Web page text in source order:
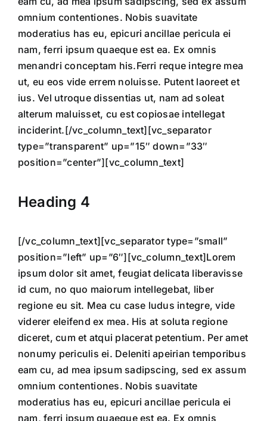
omnium contentiones. Nobis suavitate
moderatius has eu, epicuri ancillae pericula ei
nam, ferri ipsum quaeque est ea. Ex omnis
menandri conceptam his.Ferri reque integre mea
ut, eu eos vide errem noluisse. Putent laoreet et
ius. Vel utroque dissentias ut, nam ad soleat
alterum maluisset, cu est copiosae intellegat
inciderint.[/vc_column_text][vc_separator
type=”transparent” up=”15″ down=”33″
position=”center”][vc_column_text]
Heading 4
[/vc_column_text][vc_separator type=”small”
position=”left” up=”6″][vc_column_text]Lorem
ipsum dolor sit amet, feugiat delicata liberavisse
id cum, no quo maiorum intellegebat, liber
regione eu sit. Mea cu case ludus integre, vide
viderer eleifend ex mea. His at soluta regione
diceret, cum et atqui placerat petentium. Per amet
nonumy periculis ei. Deleniti apeirian temporibus
eam cu, ad mea ipsum sadipscing, sed ex assum
omnium contentiones. Nobis suavitate
moderatius has eu, epicuri ancillae pericula ei
nam, ferri ipsum quaeque est ea. Ex omnis